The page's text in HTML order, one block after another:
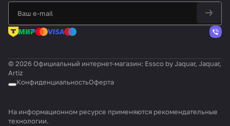
© 2026 Официальный интернет-магазин: Essco by Jaquar, Jaquar,
Artiz
КонфиденциальностьОферта
На информационном ресурсе применяются рекомендательные
технологии.